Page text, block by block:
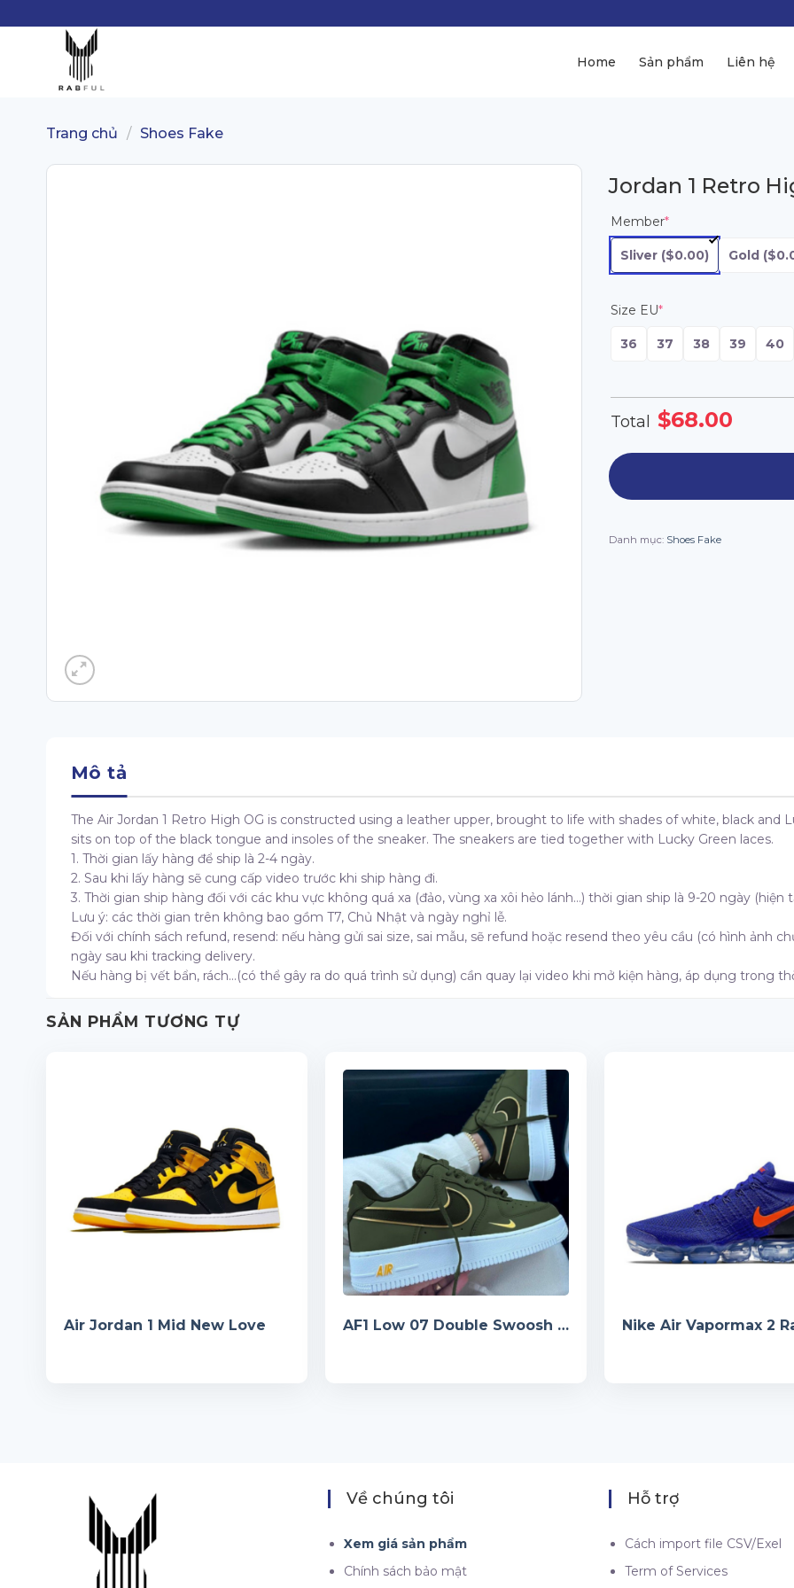
to
Home
Sản phẩm Liên hệ
Trang chủ / Shoes Fake
Jordan 1 Retro
Member*
Sliver ($0.00) Gold
Size EU*
36 37 38 39 40
Total $68.00
Danh mục: Shoes Fake
Mô tả
The Air Jordan 1 Retro High OG is constructed using a leather upper, brought to life with shades of white, black and
sits on top of the black tongue and insoles of the sneaker. The sneakers are tied together with Lucky Green laces.
1. Thời gian lấy hàng để ship là 2-4 ngày.
2. Sau khi lấy hàng sẽ cung cấp video trước khi ship hàng đi.
3. Thời gian ship hàng đối với các khu vực không quá xa (đảo, vùng xa xôi hẻo lánh…) thời gian ship là 9-20 ngày (hiện
Lưu ý: các thời gian trên không bao gồm T7, Chủ Nhật và ngày nghỉ lễ.
Đối với chính sách refund, resend: nếu hàng gửi sai size, sai mẫu, sẽ refund hoặc resend theo yêu cầu (có hình ảnh
ngày sau khi tracking delivery.
Nếu hàng bị vết bẩn, rách…(có thể gây ra do quá trình sử dụng) cần quay lại video khi mở kiện hàng, áp dụng trong
SẢN PHẨM TƯƠNG TỰ
Air Jordan 1 Mid New Love AF1 Low 07 Double Swoosh Olive Green
Về chúng tôi
Xem giá sản phẩm
Chính sách bảo mật
Hỗ trợ
Cách import file CSV/Exel
Term of Services